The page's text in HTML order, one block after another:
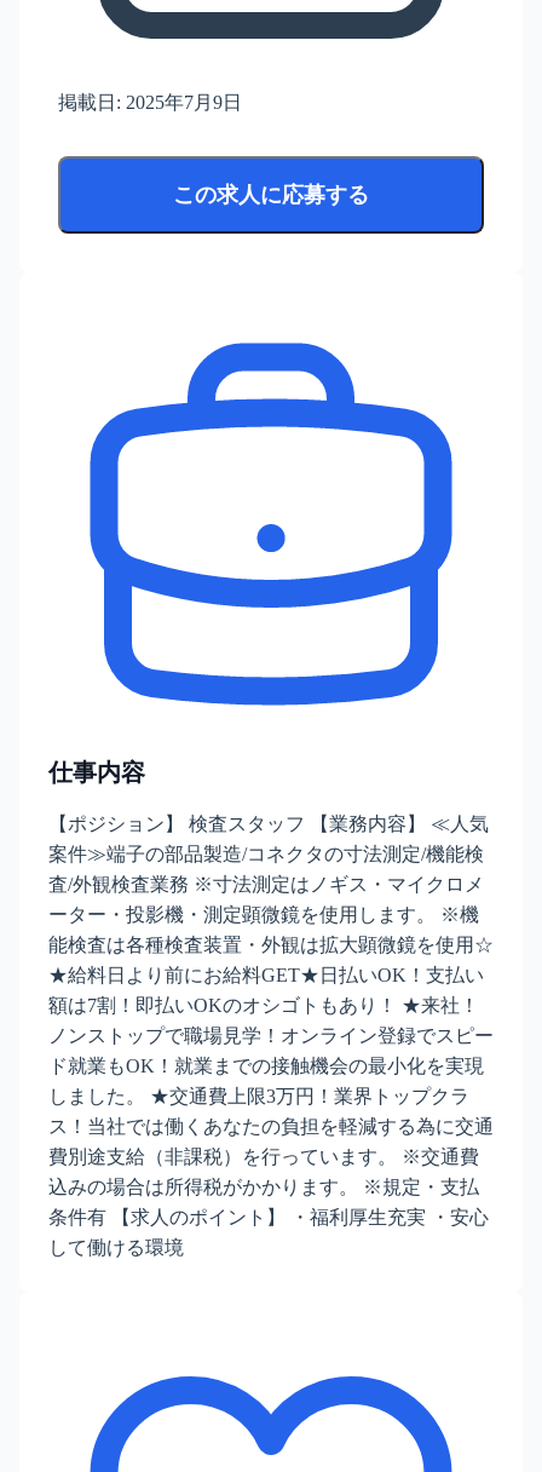
掲載日: 2025年7月9日
この求人に応募する
仕事内容
【ポジション】 検査スタッフ 【業務内容】 ≪人気
案件≫端子の部品製造/コネクタの寸法測定/機能検
査/外観検査業務 ※寸法測定はノギス・マイクロメ
ーター・投影機・測定顕微鏡を使用します。 ※機
能検査は各種検査装置・外観は拡大顕微鏡を使用☆
★給料日より前にお給料GET★日払いOK！支払い
額は7割！即払いOKのオシゴトもあり！ ★来社！
ノンストップで職場見学！オンライン登録でスピー
ド就業もOK！就業までの接触機会の最小化を実現
しました。 ★交通費上限3万円！業界トップクラ
ス！当社では働くあなたの負担を軽減する為に交通
費別途支給（非課税）を行っています。 ※交通費
込みの場合は所得税がかかります。 ※規定・支払
条件有 【求人のポイント】 ・福利厚生充実 ・安心
して働ける環境